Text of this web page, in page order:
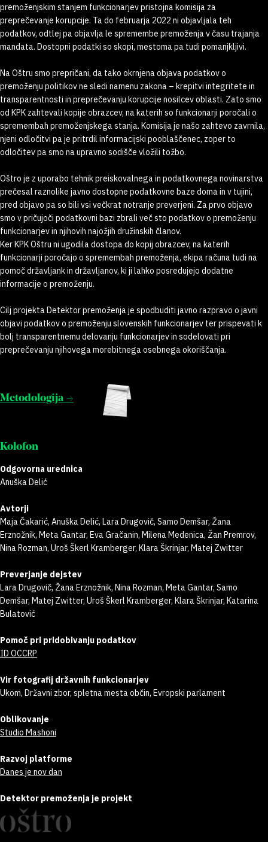
premoženjskim stanjem funkcionarjev pristojna komisija za
preprečevanje korupcije. Ta do februarja 2022 ni objavljala teh
podatkov, odtlej pa objavlja le spremembe premoženja v času trajanja
mandata. Dostopni podatki so skopi, mestoma pa tudi pomanjkljivi.
Na Oštru smo prepričani, da tako okrnjena objava podatkov o
premoženju politikov ne sledi namenu zakona – krepitvi integritete in
transparentnosti in preprečevanju korupcije nosilcev oblasti. Zato smo
od KPK zahtevali kopije obrazcev, na katerih so funkcionarji poročali o
spremembah premoženjskega stanja. Komisija je našo zahtevo zavrnila,
njeni odločitvi pa je pritrdil informacijski pooblaščenec, zoper to
odločitev pa smo na upravno sodišče vložili tožbo.
Oštro je z uporabo tehnik preiskovalnega in podatkovnega novinarstva
prečesal raznolike javno dostopne podatkovne baze doma in v tujini,
pred objavo pa so bili vsi večkrat notranje preverjeni. Za prvo objavo
smo v pričujoči podatkovni bazi zbrali več sto podatkov o premoženju
funkcionarjev in njihovih najožjih družinskih članov.
Ker KPK Oštru ni ugodila dostopa do kopij obrazcev, na katerih
funkcionarji poročajo o spremembah premoženja, ekipa računa tudi na
pomoč državljank in državljanov, ki ji lahko posredujejo dodatne
informacije o premoženju.
Cilj projekta Detektor premoženja je spodbuditi javno razpravo o javni
objavi podatkov o premoženju slovenskih funkcionarjev ter prispevati k
bolj transparentnemu delovanju funkcionarjev in sodelovati pri
preprečevanju njihovega morebitnega osebnega okoriščanja.
Metodologija →
Kolofon
Odgovorna urednica
Anuška Delić
Avtorji
Maja Čakarić, Anuška Delić, Lara Drugovič, Samo Demšar, Žana
Erznožnik, Meta Gantar, Eva Gračanin, Milena Medenica, Žan Premrov,
Nina Rozman, Uroš Škerl Kramberger, Klara Škrinjar, Matej Zwitter
Preverjanje dejstev
Lara Drugovič, Žana Erznožnik, Nina Rozman, Meta Gantar, Samo
Demšar, Matej Zwitter, Uroš Škerl Kramberger, Klara Škrinjar, Katarina
Bulatović
Pomoč pri pridobivanju podatkov
ID OCCRP
Vir fotografij državnih funkcionarjev
Ukom, Državni zbor, spletna mesta občin, Evropski parlament
Oblikovanje
Studio Mashoni
Razvoj platforme
Danes je nov dan
Detektor premoženja je projekt